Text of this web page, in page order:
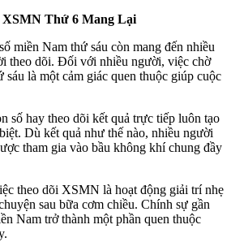
Thứ 6 Mang Lại
miền Nam thứ sáu còn mang đến nhiều
theo dõi. Đối với nhiều người, việc chờ
sáu là một cảm giác quen thuộc giúp cuộc
số hay theo dõi kết quả trực tiếp luôn tạo
Dù kết quả như thế nào, nhiều người
tham gia vào bầu không khí chung đầy
theo dõi XSMN là hoạt động giải trí nhẹ
sau bữa cơm chiều. Chính sự gần
Nam trở thành một phần quen thuộc